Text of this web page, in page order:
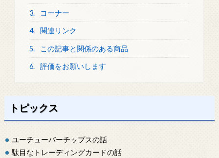
3. コーナー
4. 関連リンク
5. この記事と関係のある商品
6. 評価をお願いします
トピックス
ユーチューバーチップスの話
駄目なトレーディングカードの話